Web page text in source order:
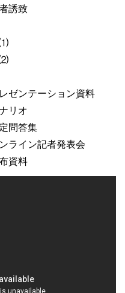
誘致
⑴
⑵
ゼンテーション資料
リオ
問答集
ライン記者発表会
資料